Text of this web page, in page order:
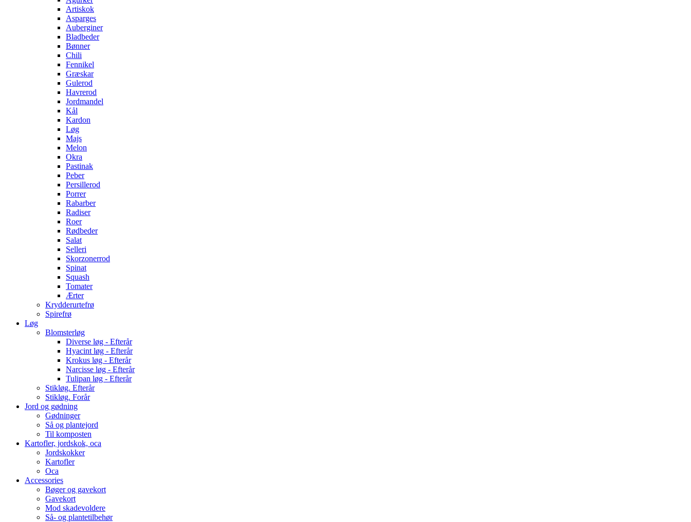
Artiskok
Asparges
Auberginer
Bladbeder
Bønner
Chili
Fennikel
Græskar
Gulerod
Havrerod
Jordmandel
Kål
Kardon
Løg
Majs
Melon
Okra
Pastinak
Peber
Persillerod
Porrer
Rabarber
Radiser
Roer
Rødbeder
Salat
Selleri
Skorzonerrod
Spinat
Squash
Tomater
Ærter
Krydderurtefrø
Spirefrø
Løg
Blomsterløg
Diverse løg - Efterår
Hyacint løg - Efterår
Krokus løg - Efterår
Narcisse løg - Efterår
Tulipan løg - Efterår
Stikløg. Efterår
Stikløg. Forår
Jord og gødning
Gødninger
Så og plantejord
Til komposten
Kartofler, jordskok, oca
Jordskokker
Kartofler
Oca
Accessories
Bøger og gavekort
Gavekort
Mod skadevoldere
Så- og plantetilbehør